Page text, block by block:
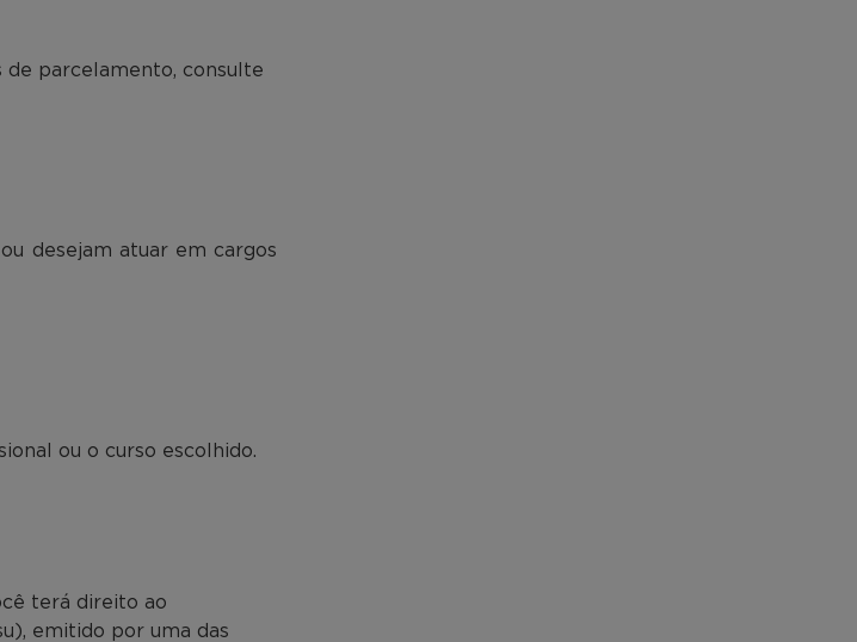
parcelamento, consulte
desejam atuar em cargos
ou o curso escolhido.
terá direito ao
emitido por uma das